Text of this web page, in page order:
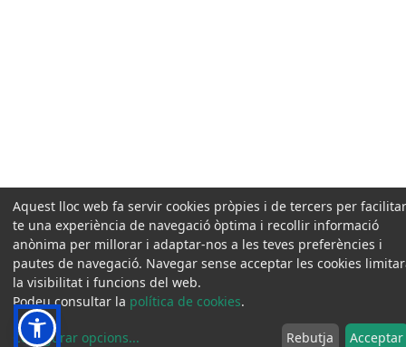
Aquest lloc web fa servir cookies pròpies i de tercers per
te una experiència de navegació òptima i recollir informació
anònima per millorar i adaptar-nos a les teves preferències i
pautes de navegació. Navegar sense acceptar les cookies
la visibilitat i funcions del web.
Podeu consultar la política de cookies.
Configurar opcions... Rebutja Acceptar